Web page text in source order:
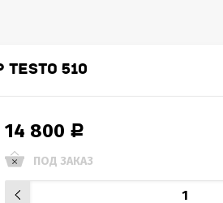
510
14 800 Р
ПОД ЗАКАЗ